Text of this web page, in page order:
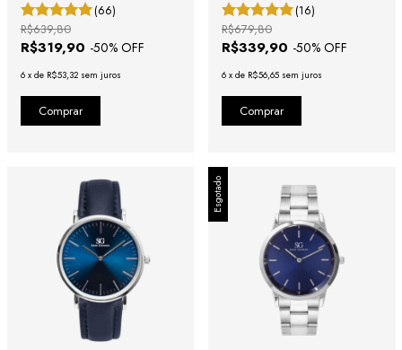
(66)
R$319,90 -50% OFF
R$639,80
6 x de R$53,32 sem juros
(16)
R$339,90 -50% OFF
R$679,80
6 x de R$56,65 sem juros
Esgotado